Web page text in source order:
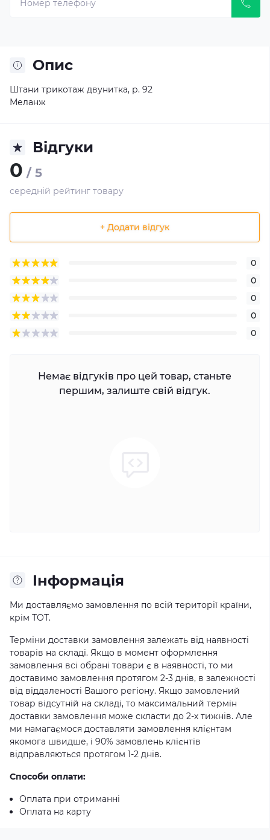
Опис
Штани трикотаж двунитка, р. 92
Меланж
Відгуки
0 / 5
середній рейтинг товару
+ Додати відгук
0
0
0
0
0
Немає відгуків про цей товар, станьте
першим, залиште свій відгук.
Iнформація
Ми доставляємо замовлення по всій території країни,
крім ТОТ.
Терміни доставки замовлення залежать від наявності
товарів на складі. Якщо в момент оформлення
замовлення всі обрані товари є в наявності, то ми
доставимо замовлення протягом 2-3 днів, в залежності
від віддаленості Вашого регіону. Якщо замовлений
товар відсутній на складі, то максимальний термін
доставки замовлення може скласти до 2-х тижнів. Але
ми намагаємося доставляти замовлення клієнтам
якомога швидше, і 90% замовлень клієнтів
відправляються протягом 1-2 днів.
Способи оплати:
Оплата при отриманні
Оплата на карту